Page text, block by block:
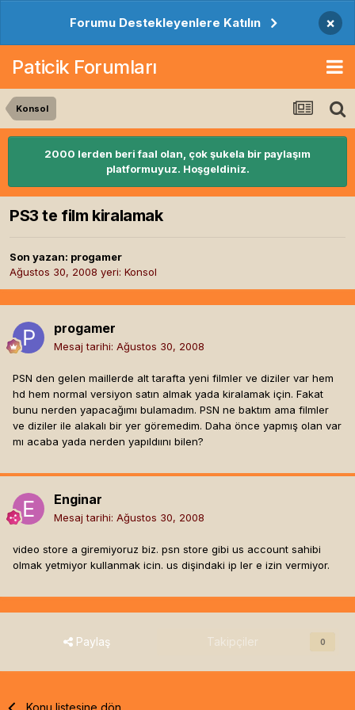
Forumu Destekleyenlere Katılın ×
Paticik Forumları
Konsol
2000 lerden beri faal olan, çok şukela bir paylaşım
platformuyuz. Hoşgeldiniz.
PS3 te film kiralamak
Son yazan: progamer
Ağustos 30, 2008 yeri: Konsol
progamer
Mesaj tarihi: Ağustos 30, 2008
PSN den gelen maillerde alt tarafta yeni filmler ve diziler var hem
hd hem normal versiyon satın almak yada kiralamak için. Fakat
bunu nerden yapacağımı bulamadım. PSN ne baktım ama filmler
ve diziler ile alakalı bir yer göremedim. Daha önce yapmış olan var
mı acaba yada nerden yapıldıını bilen?
Enginar
Mesaj tarihi: Ağustos 30, 2008
video store a giremiyoruz biz. psn store gibi us account sahibi
olmak yetmiyor kullanmak icin. us dişindaki ip ler e izin vermiyor.
Paylaş Takipçiler 0